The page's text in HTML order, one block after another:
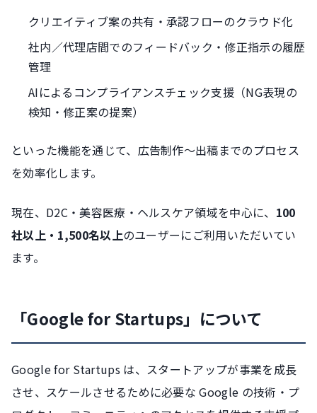
クリエイティブ案の共有・承認フローのクラウド化
社内／代理店間でのフィードバック・修正指示の履歴
管理
AIによるコンプライアンスチェック支援（NG表現の
検知・修正案の提案）
といった機能を通じて、広告制作〜出稿までのプロセス
を効率化します。
現在、D2C・美容医療・ヘルスケア領域を中心に、 100
社以上・1,500名以上のユーザーにご利用いただいてい
ます。
「Google for Startups」について
Google for Startups は、スタートアップが事業を成長
させ、スケールさせるために必要な Google の技術・プ